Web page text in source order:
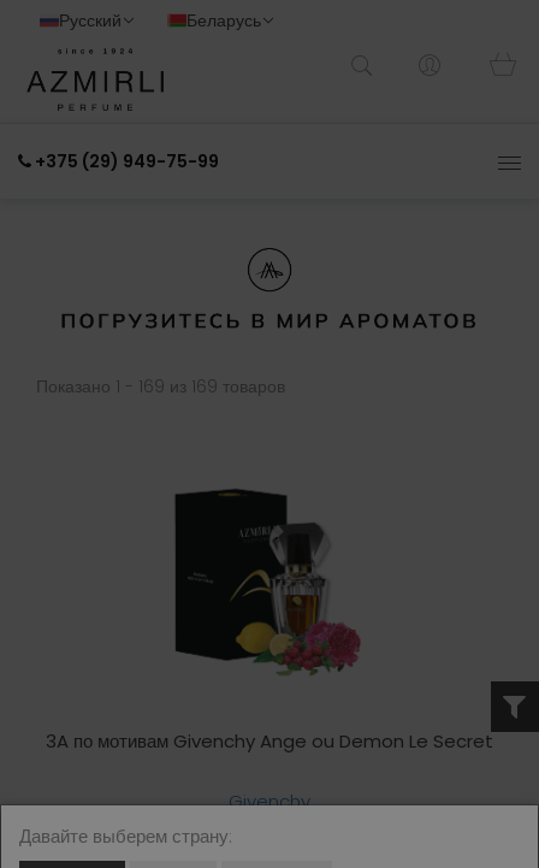
Русский Беларусь
+375 (29) 949-75-99
Показано 1 - 169 из 169 товаров
3A по мотивам Givenchy Ange ou Demon Le Secret
Givenchy
Цена: 55.00 - 75.00 BYN
Давайте выберем страну: